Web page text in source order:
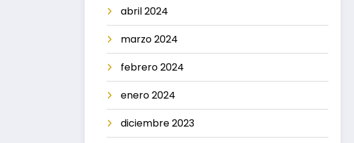
abril 2024
marzo 2024
febrero 2024
enero 2024
diciembre 2023